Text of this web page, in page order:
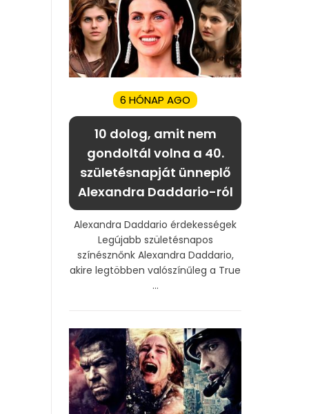
6 HÓNAP AGO
10 dolog, amit nem
gondoltál volna a 40.
születésnapját ünneplő
Alexandra Daddario-ról
Alexandra Daddario érdekességek
Legújabb születésnapos
színésznőnk Alexandra Daddario,
akire legtöbben valószínűleg a True
...